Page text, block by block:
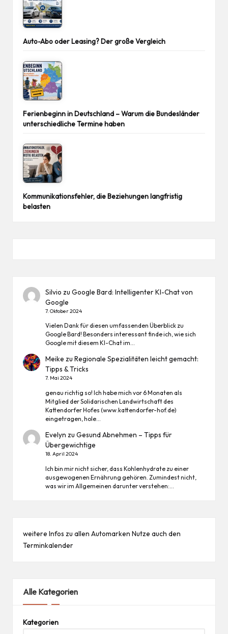
Auto-Abo oder Leasing? Der große Vergleich
Ferienbeginn in Deutschland – Warum die Bundesländer
unterschiedliche Termine haben
Kommunikationsfehler, die Beziehungen langfristig
belasten
Silvio zuGoogle Bard: Intelligenter KI-Chat von
Google
7. Oktober 2024
Vielen Dank für diesen umfassenden Überblick zu
Google Bard! Besonders interessant finde ich, wie sich
Google mit diesem KI-Chat im…
Meike zuRegionale Spezialitäten leicht gemacht:
Tipps & Tricks
7. Mai 2024
genau richtig so! Ich habe mich vor 6 Monaten als
Mitglied der Solidarischen Landwirtschaft des
Kattendorfer Hofes (www.kattendorfer-hof.de)
eingetragen, hole…
Evelyn zuGesund Abnehmen – Tipps für
Übergewichtige
18. April 2024
Ich bin mir nicht sicher, dass Kohlenhydrate zu einer
ausgewogenen Ernährung gehören. Zumindest nicht,
was wir im Allgemeinen darunter verstehen:…
weitere Infos zu allen Automarken Nutze auch den
Terminkalender
Alle Kategorien
Kategorien